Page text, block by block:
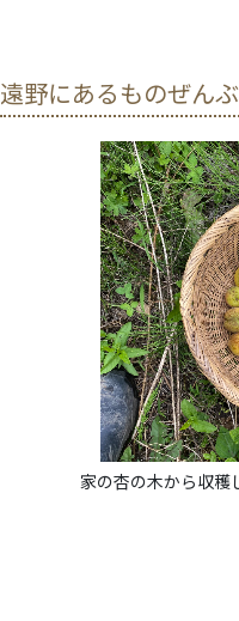
遠野にあるものぜん
家の杏の木から収穫